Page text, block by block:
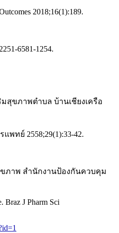
2018;16(1):189.
6581-1254.
สุขภาพตำบล บ้านเชียงเครือ
ทย์ 2558;29(1):33-42.
ภาพ สำนักงานป้องกันควบคุม
Braz J Pharm Sci